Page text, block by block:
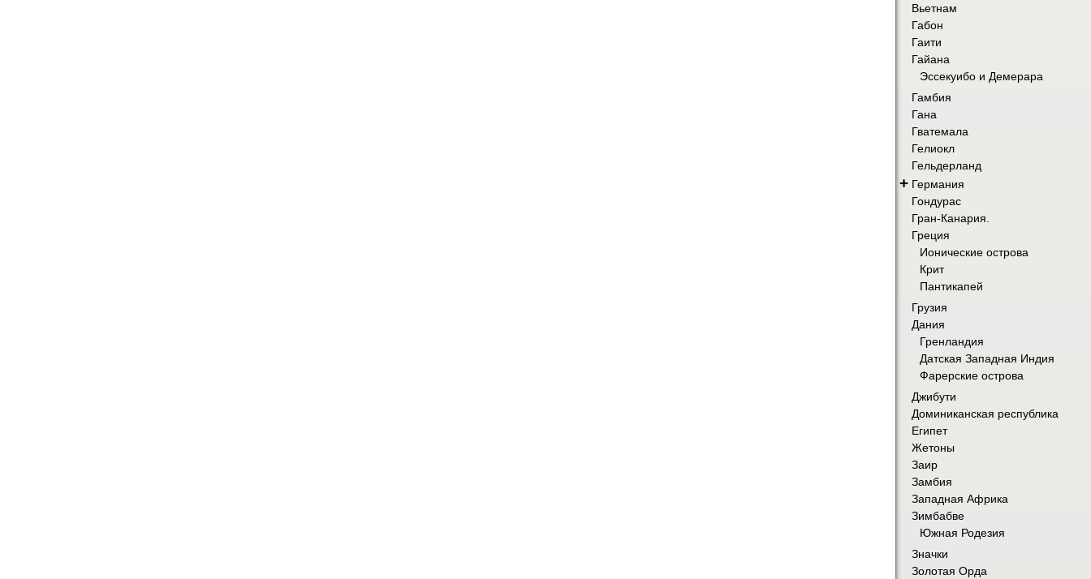
Вьетнам
Габон
Гаити
Гайана
Эссекуибо и Демерара
Гамбия
Гана
Гватемала
Гелиокл
Гельдерланд
+ Германия
Гондурас
Гран-Канария.
Греция
Ионические острова
Крит
Пантикапей
Грузия
Дания
Гренландия
Датская Западная Индия
Фарерские острова
Джибути
Доминиканская республика
Египет
Жетоны
Заир
Замбия
Западная Африка
Зимбабве
Южная Родезия
Значки
Золотая Орда